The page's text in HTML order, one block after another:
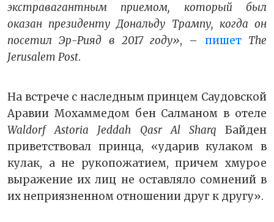
экстравагантным приемом, который был
оказан президенту Дональду Трампу, когда он
посетил Эр-Рияд в 2017 году», – пишет The
Jerusalem Post.
На встрече с наследным принцем Саудовской
Аравии Мохаммедом бен Салманом в отеле
Waldorf Astoria Jeddah Qasr Al Sharq Байден
приветствовал принца, «ударив кулаком в
кулак, а не рукопожатием, причем хмурое
выражение их лиц не оставляло сомнений в
их неприязненном отношении друг к другу».